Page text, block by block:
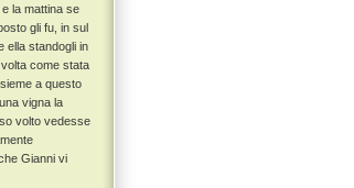
la mattina se
gli fu, in sul
ella standogli in
come stata
a questo
vigna la
volto vedesse
Gianni vi